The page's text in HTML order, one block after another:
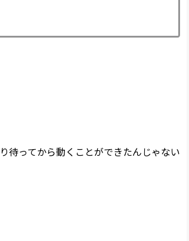
待ってから動くことができたんじゃない